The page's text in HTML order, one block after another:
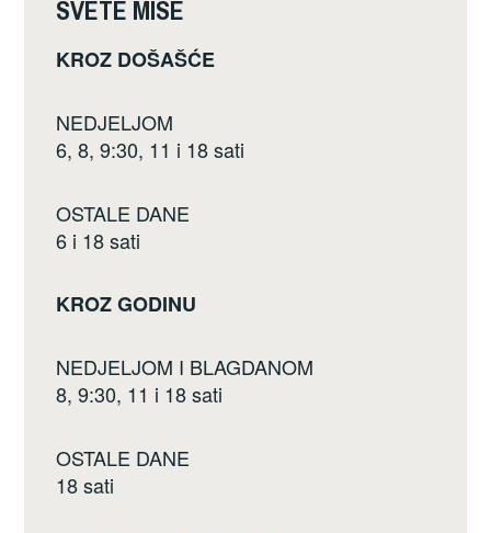
SVETE MISE
KROZ DOŠAŠĆE
NEDJELJOM
6, 8, 9:30, 11 i 18 sati
OSTALE DANE
6 i 18 sati
KROZ GODINU
NEDJELJOM I BLAGDANOM
8, 9:30, 11 i 18 sati
OSTALE DANE
18 sati